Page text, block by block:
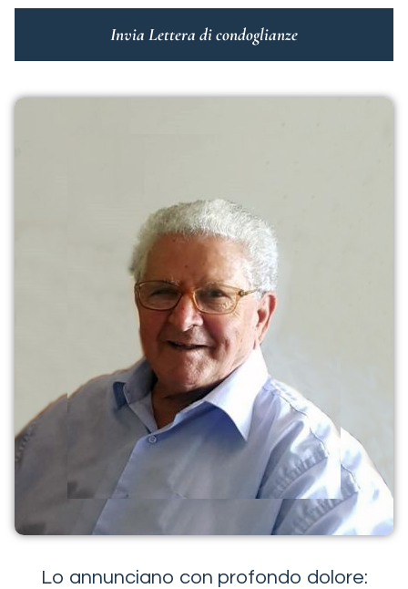
Invia Lettera di condoglianze
Lo annunciano con profondo dolore: